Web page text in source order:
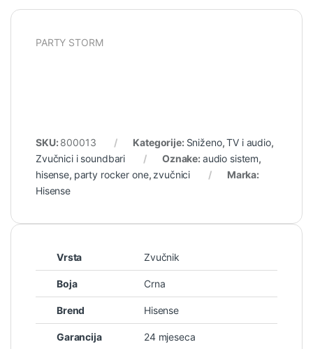
PARTY STORM
SKU: 800013 Kategorije: Sniženo,TV i audio,
Zvučnici i soundbari
Oznake: audio sistem,
hisense, party rocker one, zvučnici
Marka:
Hisense
Vrsta Zvučnik
Boja Crna
Brend Hisense
Garancija 24 mjeseca